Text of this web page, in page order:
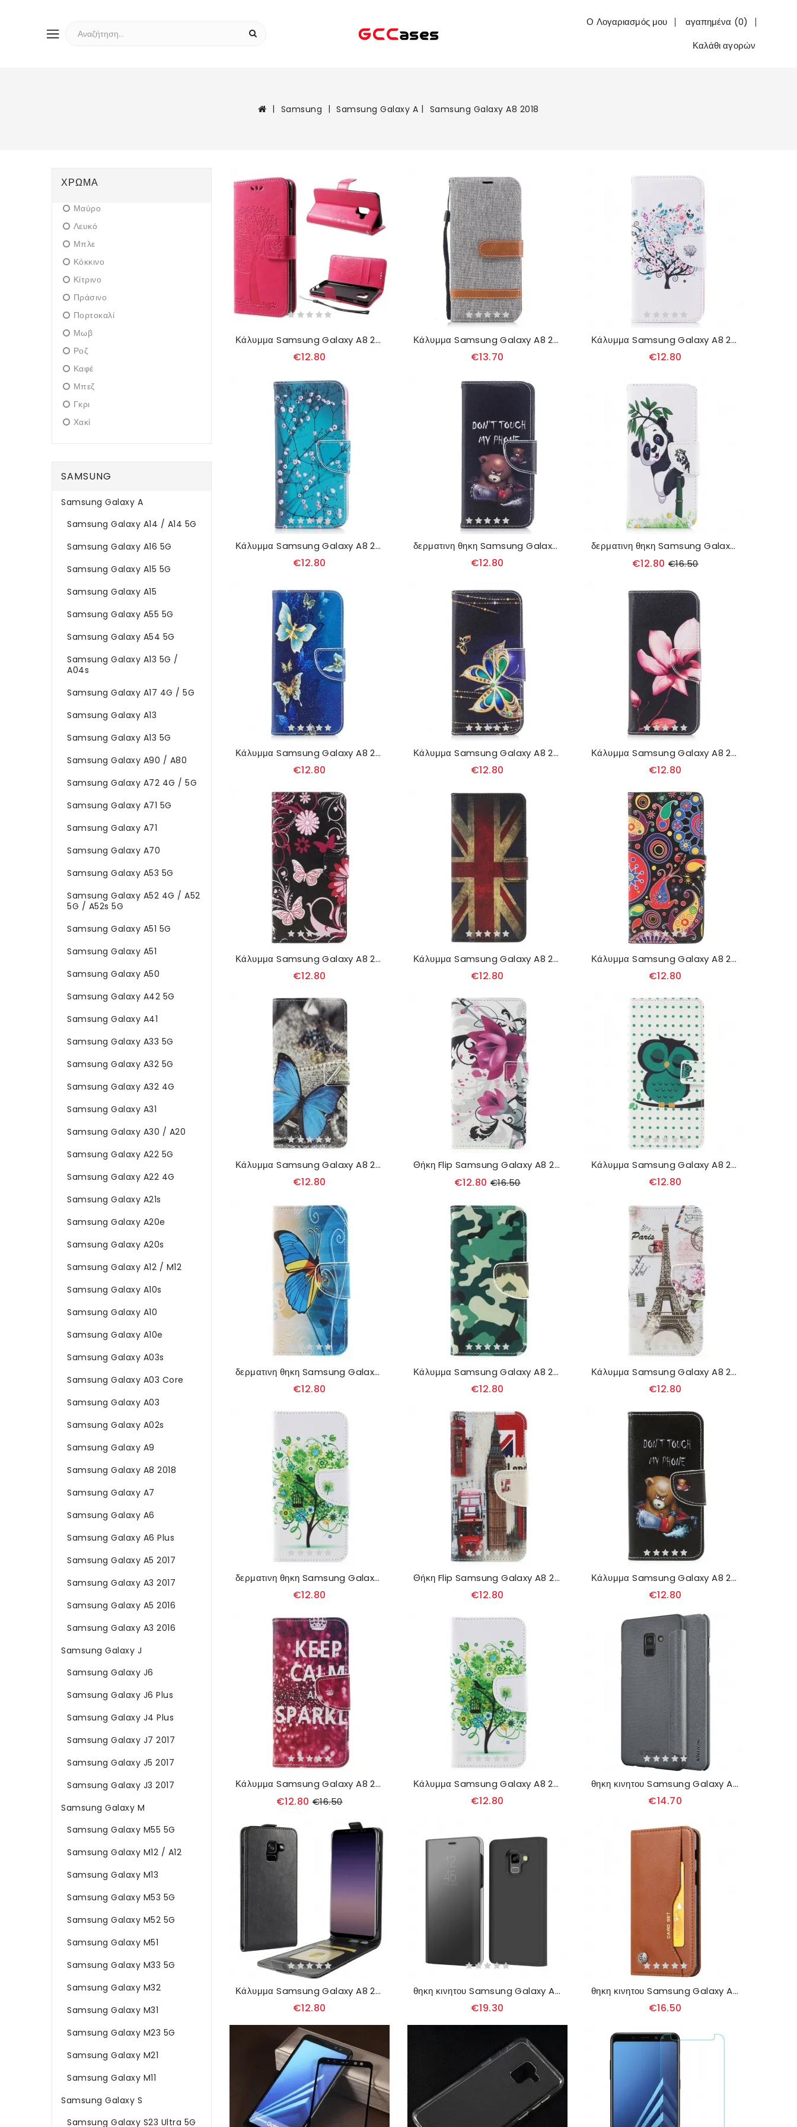
Ο Λογαριασμός μου
αγαπημένα (0)
Καλάθι αγορών
Samsung Samsung Galaxy A Samsung Galaxy A8 2018
ΧΡΏΜΑ
Μαύρο
Λευκό
Μπλε
Κόκκινο
Κίτρινο
Πράσινο
Πορτοκαλί
Μωβ
Ροζ
Καφέ
Μπεζ
Γκρι
Χακί
SAMSUNG
Samsung Galaxy A
Samsung Galaxy A14 / A14 5G
Samsung Galaxy A16 5G
Samsung Galaxy A15 5G
Samsung Galaxy A15
Samsung Galaxy A55 5G
Samsung Galaxy A54 5G
Samsung Galaxy A13 5G /
A04s
Samsung Galaxy A17 4G / 5G
Samsung Galaxy A13
Samsung Galaxy A13 5G
Samsung Galaxy A90 / A80
Samsung Galaxy A72 4G / 5G
Samsung Galaxy A71 5G
Samsung Galaxy A71
Samsung Galaxy A70
Samsung Galaxy A53 5G
Samsung Galaxy A52 4G / A52
5G / A52s 5G
Samsung Galaxy A51 5G
Samsung Galaxy A51
Samsung Galaxy A50
Samsung Galaxy A42 5G
Samsung Galaxy A41
Samsung Galaxy A33 5G
Samsung Galaxy A32 5G
Samsung Galaxy A32 4G
Samsung Galaxy A31
Samsung Galaxy A30 / A20
Samsung Galaxy A22 5G
Samsung Galaxy A22 4G
Samsung Galaxy A21s
Samsung Galaxy A20e
Samsung Galaxy A20s
Samsung Galaxy A12 / M12
Samsung Galaxy A10s
Samsung Galaxy A10
Samsung Galaxy A10e
Samsung Galaxy A03s
Samsung Galaxy A03 Core
Samsung Galaxy A03
Samsung Galaxy A02s
Samsung Galaxy A9
Samsung Galaxy A8 2018
Samsung Galaxy A7
Samsung Galaxy A6
Samsung Galaxy A6 Plus
Samsung Galaxy A5 2017
Samsung Galaxy A3 2017
Samsung Galaxy A5 2016
Samsung Galaxy A3 2016
Samsung Galaxy J
Samsung Galaxy J6
Samsung Galaxy J6 Plus
Samsung Galaxy J4 Plus
Samsung Galaxy J7 2017
Samsung Galaxy J5 2017
Samsung Galaxy J3 2017
Samsung Galaxy M
Samsung Galaxy M55 5G
Samsung Galaxy M12 / A12
Samsung Galaxy M13
Samsung Galaxy M53 5G
Samsung Galaxy M52 5G
Samsung Galaxy M51
Samsung Galaxy M33 5G
Samsung Galaxy M32
Samsung Galaxy M31
Samsung Galaxy M23 5G
Samsung Galaxy M21
Samsung Galaxy M11
Samsung Galaxy S
Samsung Galaxy S23 Ultra 5G
Κάλυμμα Samsung Galaxy A8 2018 με κορδονι Δέντρο Και Κουκουβάγιες
€12.80
Κάλυμμα Samsung Galaxy A8 2018 με κορδονι Λουράκι Με Εφέ Από Ύφασμα Και Δέρμα
€13.70
Κάλυμμα Samsung Galaxy A8 2018 Ανθισμένο Δέντρο
€12.80
Κάλυμμα Samsung Galaxy A8 2018 Ανθισμένο Δέντρο
€12.80
δερματινη θηκη Samsung Galaxy A8 2018 Επικίνδυνη Αρκούδα
€12.80
δερματινη θηκη Samsung Galaxy A8 2018 Panda On Bamboo
€12.80 €16.50
Κάλυμμα Samsung Galaxy A8 2018 Πεταλούδες Στη Νύχτα
€12.80
Κάλυμμα Samsung Galaxy A8 2018 Μαγική Πεταλούδα
€12.80
Κάλυμμα Samsung Galaxy A8 2018 Ροζ Λουλούδι
€12.80
Κάλυμμα Samsung Galaxy A8 2018 Πεταλούδες Και Λουλούδια
€12.80
Κάλυμμα Samsung Galaxy A8 2018 Σημαία Της Αγγλίας
€12.80
Κάλυμμα Samsung Galaxy A8 2018 Σχέδια Γαλαξία
€12.80
Κάλυμμα Samsung Galaxy A8 2018 Μπλε Πεταλούδα
€12.80
Θήκη Flip Samsung Galaxy A8 2018 Τροπικά Λουλούδια
€12.80 €16.50
Κάλυμμα Samsung Galaxy A8 2018 Κουκουβάγια
€12.80
δερματινη θηκη Samsung Galaxy A8 2018 Πεταλούδες
€12.80
Κάλυμμα Samsung Galaxy A8 2018 Στρατιωτικό Καμουφλάζ
€12.80
Κάλυμμα Samsung Galaxy A8 2018 Ρετρό Πύργος Του Άιφελ
€12.80
δερματινη θηκη Samsung Galaxy A8 2018 Ανθισμένο Δέντρο
€12.80
Θήκη Flip Samsung Galaxy A8 2018 London Life
€12.80
Κάλυμμα Samsung Galaxy A8 2018 Επικίνδυνη Αρκούδα
€12.80
Κάλυμμα Samsung Galaxy A8 2018 Διατηρήστε Την Ψυχραιμία Και Τη Λάμψη
€12.80 €16.50
Κάλυμμα Samsung Galaxy A8 2018 Ανθισμένο Δέντρο
€12.80
θηκη κινητου Samsung Galaxy A8 2018 Θήκη Flip Νίλκιν
€14.70
Κάλυμμα Samsung Galaxy A8 2018 Θήκη Flip Πτυσσόμενο Εφέ Δέρματος
€12.80
θηκη κινητου Samsung Galaxy A8 2018 Εφέ Καθρέφτη Και Δέρμα
€19.30
θηκη κινητου Samsung Galaxy A8 2018 Θήκη Flip Θήκη Κάρτας Από Συνθετικό Δέρμα
€16.50